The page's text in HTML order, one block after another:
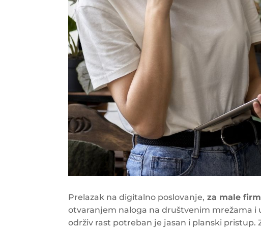
Prelazak na digitalno poslovanje, za male
otvaranjem naloga na društvenim mrežama i
održiv rast potreban je jasan i planski